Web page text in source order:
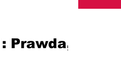
Prawda,